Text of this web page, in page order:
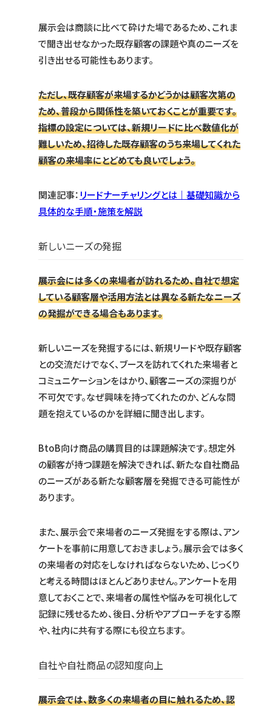
展示会は商談に比べて砕けた場であるため、これま
で聞き出せなかった既存顧客の課題や真のニーズを
引き出せる可能性もあります。
ただし、既存顧客が来場するかどうかは顧客次第の
ため、普段から関係性を築いておくことが重要です。
指標の設定については、新規リードに比べ数値化が
難しいため、招待した既存顧客のうち来場してくれた
顧客の来場率にとどめても良いでしょう。
関連記事： リードナーチャリングとは｜基礎知識から
具体的な手順・施策を解説
新しいニーズの発掘
展示会には多くの来場者が訪れるため、自社で想定
している顧客層や活用方法とは異なる新たなニーズ
の発掘ができる場合もあります。
新しいニーズを発掘するには、新規リードや既存顧客
との交流だけでなく、ブースを訪れてくれた来場者と
コミュニケーションをはかり、顧客ニーズの深掘りが
不可欠です。なぜ興味を持ってくれたのか、どんな問
題を抱えているのかを詳細に聞き出します。
BtoB向け商品の購買目的は課題解決です。想定外
の顧客が持つ課題を解決できれば、新たな自社商品
のニーズがある新たな顧客層を発掘できる可能性が
あります。
また、展示会で来場者のニーズ発掘をする際は、アン
ケートを事前に用意しておきましょう。展示会では多く
の来場者の対応をしなければならないため、じっくり
と考える時間はほとんどありません。アンケートを用
意しておくことで、来場者の属性や悩みを可視化して
記録に残せるため、後日、分析やアプローチをする際
や、社内に共有する際にも役立ちます。
自社や自社商品の認知度向上
展示会では、数多くの来場者の目に触れるため、認